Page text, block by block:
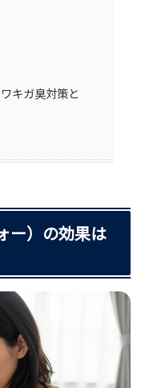
キガ臭対策と
ー）の効果は